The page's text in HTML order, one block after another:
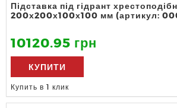
Підставка під гідрант
200х200х100х100 мм (артикул:
10120.95 грн
КУПИТИ
Купить в 1 клик